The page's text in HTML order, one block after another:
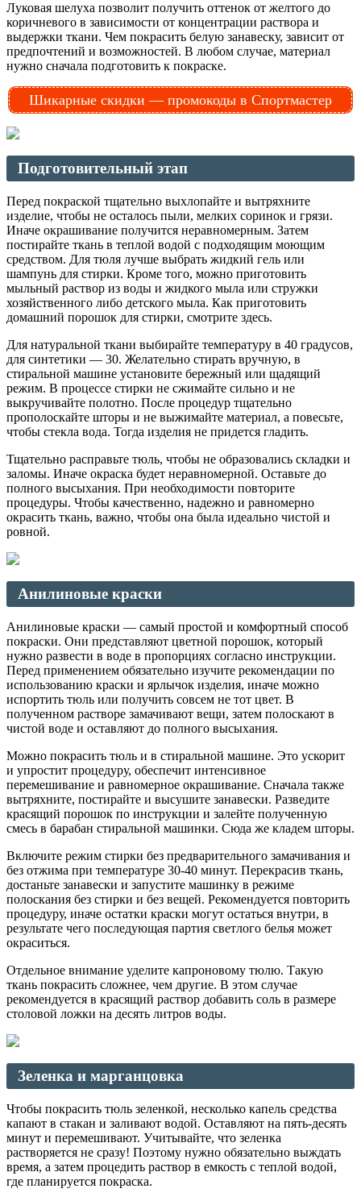
Луковая шелуха позволит получить оттенок от желтого до
коричневого в зависимости от концентрации раствора и
выдержки ткани. Чем покрасить белую занавеску, зависит от
предпочтений и возможностей. В любом случае, материал
нужно сначала подготовить к покраске.
Шикарные скидки — промокоды в Спортмастер
Подготовительный этап
Перед покраской тщательно выхлопайте и вытряхните
изделие, чтобы не осталось пыли, мелких соринок и грязи.
Иначе окрашивание получится неравномерным. Затем
постирайте ткань в теплой водой с подходящим моющим
средством. Для тюля лучше выбрать жидкий гель или
шампунь для стирки. Кроме того, можно приготовить
мыльный раствор из воды и жидкого мыла или стружки
хозяйственного либо детского мыла. Как приготовить
домашний порошок для стирки, смотрите здесь.
Для натуральной ткани выбирайте температуру в 40 градусов,
для синтетики — 30. Желательно стирать вручную, в
стиральной машине установите бережный или щадящий
режим. В процессе стирки не сжимайте сильно и не
выкручивайте полотно. После процедур тщательно
прополоскайте шторы и не выжимайте материал, а повесьте,
чтобы стекла вода. Тогда изделия не придется гладить.
Тщательно расправьте тюль, чтобы не образовались складки и
заломы. Иначе окраска будет неравномерной. Оставьте до
полного высыхания. При необходимости повторите
процедуры. Чтобы качественно, надежно и равномерно
окрасить ткань, важно, чтобы она была идеально чистой и
ровной.
Анилиновые краски
Анилиновые краски — самый простой и комфортный способ
покраски. Они представляют цветной порошок, который
нужно развести в воде в пропорциях согласно инструкции.
Перед применением обязательно изучите рекомендации по
использованию краски и ярлычок изделия, иначе можно
испортить тюль или получить совсем не тот цвет. В
полученном растворе замачивают вещи, затем полоскают в
чистой воде и оставляют до полного высыхания.
Можно покрасить тюль и в стиральной машине. Это ускорит
и упростит процедуру, обеспечит интенсивное
перемешивание и равномерное окрашивание. Сначала также
вытряхните, постирайте и высушите занавески. Разведите
красящий порошок по инструкции и залейте полученную
смесь в барабан стиральной машинки. Сюда же кладем шторы.
Включите режим стирки без предварительного замачивания и
без отжима при температуре 30-40 минут. Перекрасив ткань,
достаньте занавески и запустите машинку в режиме
полоскания без стирки и без вещей. Рекомендуется повторить
процедуру, иначе остатки краски могут остаться внутри, в
результате чего последующая партия светлого белья может
окраситься.
Отдельное внимание уделите капроновому тюлю. Такую
ткань покрасить сложнее, чем другие. В этом случае
рекомендуется в красящий раствор добавить соль в размере
столовой ложки на десять литров воды.
Зеленка и марганцовка
Чтобы покрасить тюль зеленкой, несколько капель средства
капают в стакан и заливают водой. Оставляют на пять-десять
минут и перемешивают. Учитывайте, что зеленка
растворяется не сразу! Поэтому нужно обязательно выждать
время, а затем процедить раствор в емкость с теплой водой,
где планируется покраска.